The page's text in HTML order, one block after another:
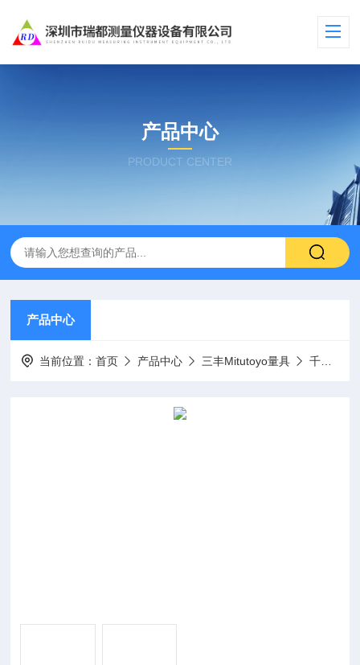
产品中心
PRODUCT CENTER
产品中心
当前位置：首页 产品中心 三丰Mitutoyo量具 千分尺